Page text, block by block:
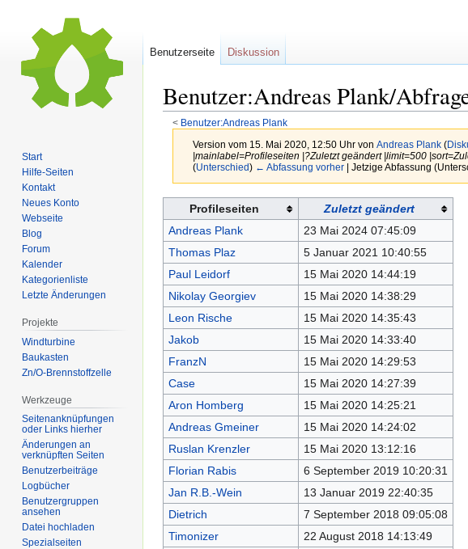
Benutzer:Andreas Plank/
< Benutzer:Andreas Plank
Version vom 15. Mai 2020, 12:50 Uhr von Andreas Plank (
|mainlabel=Profileseiten |?Zuletzt geändert |limit=500
(Unterschied) ← Abfassung vorher| Jetzige Abfassung
Navigation
springen
Suche
springen
Profileseiten
Zuletzt geändert
Andreas Plank
23 Mai 2024 07:45:09
Thomas Plaz
5 Januar 2021 10:40:55
Paul Leidorf
15 Mai 2020 14:44:19
Nikolay Georgiev
15 Mai 2020 14:38:29
Leon Rische
15 Mai 2020 14:35:43
Jakob
15 Mai 2020 14:33:40
FranzN
15 Mai 2020 14:29:53
Case
15 Mai 2020 14:27:39
Aron Homberg
15 Mai 2020 14:25:21
Andreas Gmeiner
15 Mai 2020 14:24:02
Ruslan Krenzler
15 Mai 2020 13:12:16
Florian Rabis
6 September 2019 10:20:31
Jan R.B.-Wein
13 Januar 2019 22:40:35
Dietrich
7 September 2018 09:05:08
Timonizer
22 August 2018 14:13:49
Benutzerseite Diskussion
Start
Hilfe-Seiten
Kontakt
Neues Konto
Webseite
Blog
Forum
Kalender
Kategorienliste
Letzte Änderungen
Projekte
Windturbine
Baukasten
Zn/O-Brennstoffzelle
Werkzeuge
Seitenanknüpfungen
oder Links hierher
Änderungen an
verknüpften Seiten
Benutzerbeiträge
Logbücher
Benutzergruppen
ansehen
Datei hochladen
Spezialseiten